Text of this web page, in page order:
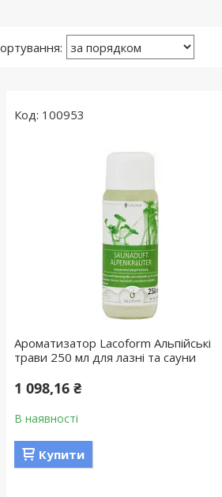
100953
Ароматизатор Lacoform Альпійські
трави 250 мл для лазні та сауни
1 098,16 ₴
В наявності
Купити